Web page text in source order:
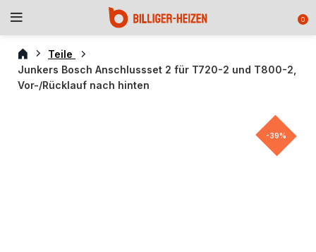
0
Teile
Junkers Bosch Anschlussset 2 für T720-2 und T800-2,
Vor-/Rücklauf nach hinten
-39%